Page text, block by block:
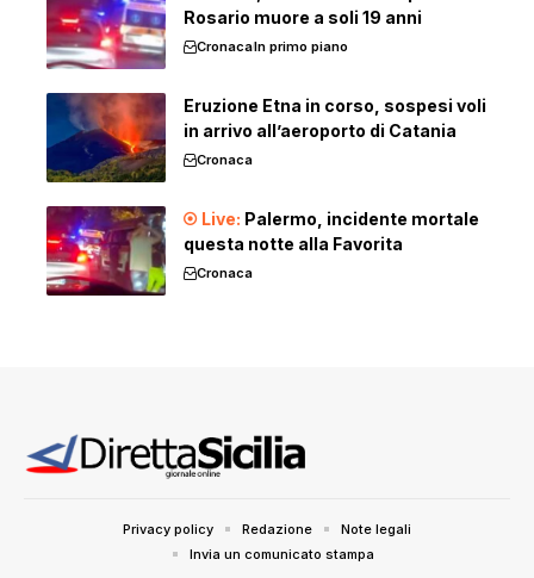
Rosario muore a soli 19 anni
CronacaIn primo piano
Eruzione Etna in corso, sospesi voli
in arrivo all’aeroporto di Catania
Cronaca
Palermo, incidente mortale
questa notte alla Favorita
Cronaca
Privacy policy Redazione
Note legali
Invia un comunicato stampa